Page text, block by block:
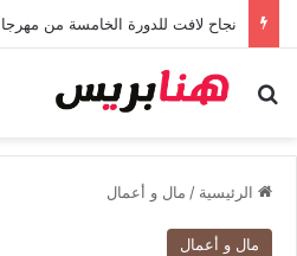
بحث عن
الرئيسية / مال و أعمال
مال و أعمال